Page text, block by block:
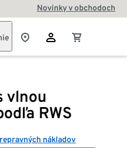
Novinky v obchodoch
vlnou
RWS
nákladov